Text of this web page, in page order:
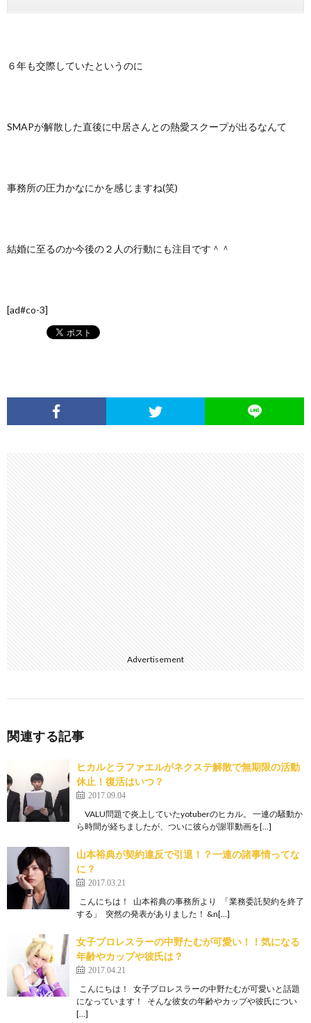
６年も交際していたというのに
SMAPが解散した直後に中居さんとの熱愛スクープが出るなんて
事務所の圧力かなにかを感じますね(笑)
結婚に至るのか今後の２人の行動にも注目です＾＾
[ad#co-3]
Advertisement
関連する記事
ヒカルとラファエルがネクステ解散で無期限の活動
休止！復活はいつ？
2017.09.04
VALU問題で炎上していたyotuberのヒカル。 一連の騒動か
ら時間が経ちましたが、ついに彼らが謝罪動画を[…]
山本裕典が契約違反で引退！？一連の諸事情ってな
に？
2017.03.21
こんにちは！ 山本裕典の事務所より 「業務委託契約を終了
する」 突然の発表がありました！ &n[…]
女子プロレスラーの中野たむが可愛い！！気になる
年齢やカップや彼氏は？
2017.04.21
こんにちは！ 女子プロレスラーの中野たむが可愛いと話題
になっています！ そんな彼女の年齢やカップや彼氏につい
[…]